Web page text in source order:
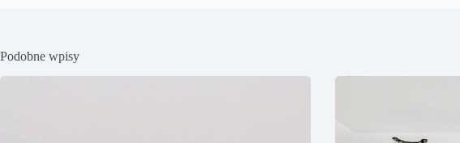
Podobne wpisy